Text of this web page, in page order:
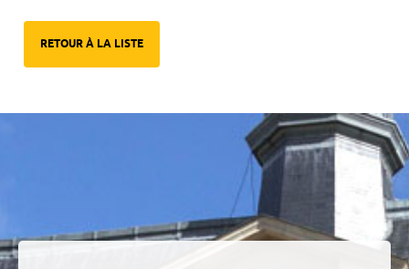
RETOUR À LA LISTE